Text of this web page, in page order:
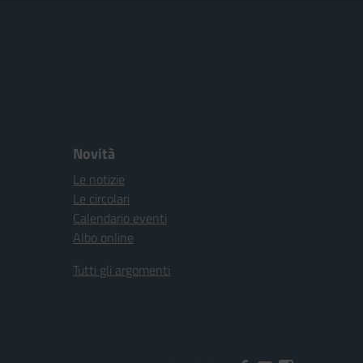
Novità
Le notizie
Le circolari
Calendario eventi
Albo online
Tutti gli argomenti